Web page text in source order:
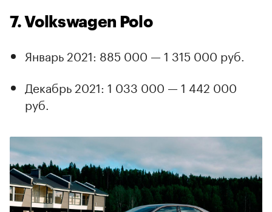
7. Volkswagen Polo
Январь 2021: 885 000 — 1 315 000 руб.
Декабрь 2021: 1 033 000 — 1 442 000
руб.